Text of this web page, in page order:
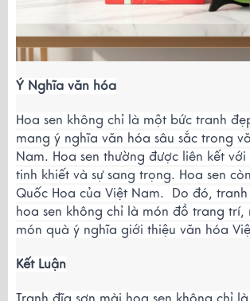
Ý Nghĩa văn hóa
Hoa sen không chỉ là một bức tranh
mang ý nghĩa văn hóa sâu sắc trong
Nam. Hoa sen thường được liên kết với
tinh khiết và sự sang trọng. Hoa sen
Quốc Hoa của Việt Nam. Do đó,
hoa sen không chỉ là món đồ trang
món quà ý nghĩa giới thiệu văn hóa
Kết Luận